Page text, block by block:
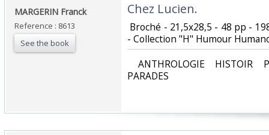
‎MARGERIN Franck‎
Reference : 8613
See the book
‎Chez Lucien.‎
Broché - 21,5x28,5 - 48 pp -
- Collection "H" Humour
ANTHROLOGIE HISTOIR
PARADES‎